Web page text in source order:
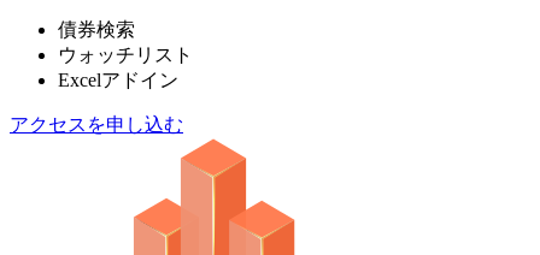
債券検索
ウォッチリスト
Excelアドイン
アクセスを申し込む